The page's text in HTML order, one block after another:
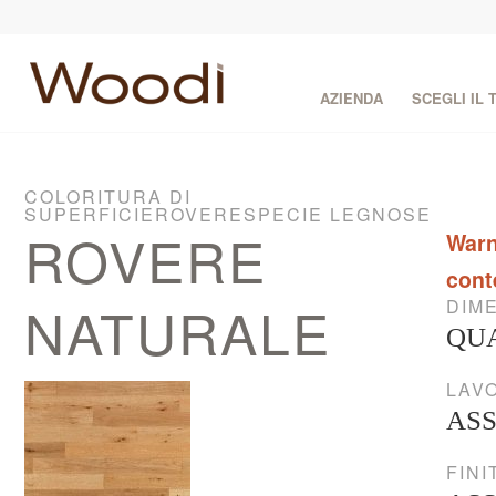
AZIENDA SCEGLI IL
COLORITURA DI
SUPERFICIEROVERESPECIE LEGNOSE
ROVERE
NATURALE